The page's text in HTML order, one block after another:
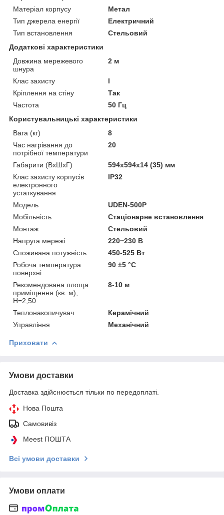
Матеріал корпусу
Метал
Тип джерела енергії
Електричний
Тип встановлення
Стельовий
Додаткові характеристики
Довжина мережевого
шнура
2 м
Клас захисту
I
Кріплення на стіну
Так
Частота
50 Гц
Користувальницькі характеристики
Вага (кг)
8
Час нагрівання до
потрібної температури
20
Габарити (ВхШхГ)
594х594х14 (35) мм
Клас захисту корпусів
електронного
устаткування
IP32
Мoдель
UDEN-500P
Мобільність
Стаціонарне встановлення
Монтаж
Стельовий
Напруга мережі
220~230 В
Споживана потужність
450-525 Вт
Робоча температура
поверхні
90 ±5 °С
Рекомендована площа
приміщення (кв. м),
H=2,50
8-10 м
Теплонакопичувач
Керамічний
Управління
Механічний
Приховати
Умови доставки
Доставка здійснюється тільки по передоплаті.
Нова Пошта
Самовивіз
Meest ПОШТА
Всі умови доставки
Умови оплати